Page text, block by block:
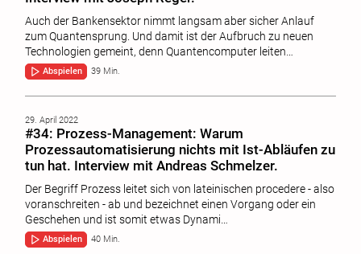
Auch der Bankensektor nimmt langsam aber sicher Anlauf
zum Quantensprung. Und damit ist der Aufbruch zu neuen
Technologien gemeint, denn Quantencomputer leiten…
Abspielen 39 Min.
29. April 2022
#34: Prozess-Management: Warum
Prozessautomatisierung nichts mit Ist-Abläufen zu
tun hat. Interview mit Andreas Schmelzer.
Der Begriff Prozess leitet sich von lateinischen procedere - also
voranschreiten - ab und bezeichnet einen Vorgang oder ein
Geschehen und ist somit etwas Dynami…
Abspielen 40 Min.